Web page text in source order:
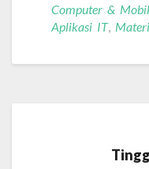
Computer &
Aplikasi IT,